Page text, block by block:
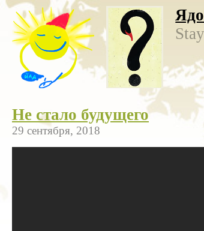
Не стало будущего
29 сентября, 2018